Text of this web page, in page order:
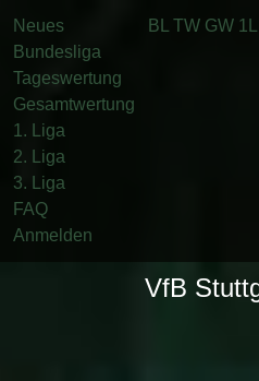
Neues
Bundesliga
Tageswertung
Gesamtwertung
1. Liga
2. Liga
3. Liga
FAQ
Anmelden
BL TW GW 1L
VfB